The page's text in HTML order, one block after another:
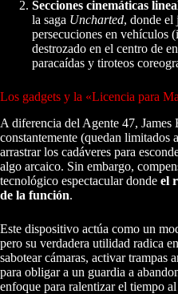
Secciones cinemáticas
la saga Uncharted, donde el
persecuciones en vehículos
destrozado en el centro de
paracaídas y tiroteos
Los gadgets y la «Licencia para
A diferencia del Agente 47,
constantemente (quedan limitados
arrastrar los cadáveres para
algo arcaico. Sin embargo,
tecnológico espectacular donde el
de la función.
Este dispositivo actúa como un
pero su verdadera utilidad radica
sabotear cámaras, activar trampas
para obligar a un guardia a
enfoque para ralentizar el tiempo